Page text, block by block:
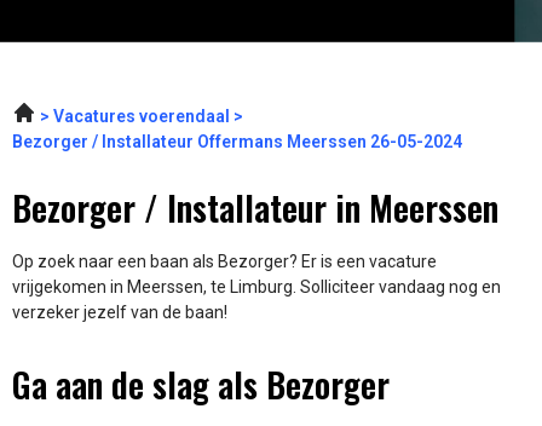
Vacatures voerendaal
Bezorger / Installateur Offermans Meerssen 26-05-2024
Bezorger / Installateur in Meerssen
Op zoek naar een baan als Bezorger? Er is een vacature
vrijgekomen in Meerssen, te Limburg. Solliciteer vandaag nog en
verzeker jezelf van de baan!
Ga aan de slag als Bezorger